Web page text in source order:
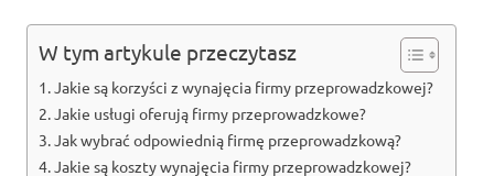
W tym artykule przeczytasz
Jakie są korzyści z wynajęcia firmy przeprowadzkowej?
Jakie usługi oferują firmy przeprowadzkowe?
Jak wybrać odpowiednią firmę przeprowadzkową?
Jakie są koszty wynajęcia firmy przeprowadzkowej?